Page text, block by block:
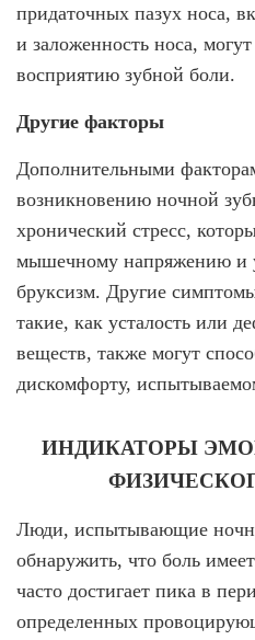
придаточных пазух носа,
и заложенность носа,
восприятию зубной боли.
Другие факторы
Дополнительными
возникновению ночной
хронический стресс,
мышечному напряжению и
бруксизм. Другие
такие, как усталость или
веществ, также могут
дискомфорту,
ИНДИКАТОРЫ
Люди, испытывающие
обнаружить, что боль
часто достигает пика в
определенных